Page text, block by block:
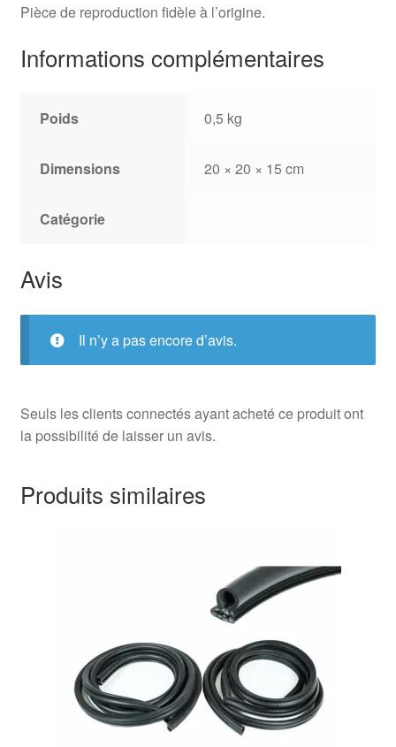
Pièce de reproduction fidèle à l’origine.
Informations complémentaires
Poids 0,5 kg
Dimensions 20 × 20 × 15 cm
Catégorie
Avis
Il n’y a pas encore d’avis.
Seuls les clients connectés ayant acheté ce produit ont
la possibilité de laisser un avis.
Produits similaires